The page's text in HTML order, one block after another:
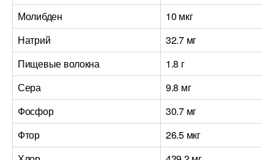
Молибден
10 мкг
Натрий
32.7 мг
Пищевые волокна
1.8 г
Сера
9.8 мг
Фосфор
30.7 мг
Фтор
26.5 мкг